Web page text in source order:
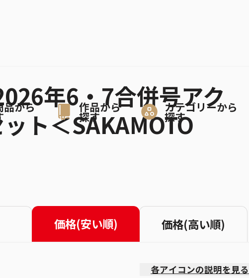
品から 作品から
探す
カテゴリーから
探す
年6・7合併号アク
ト＜SAKAMOTO
価格(安い順) 価格(高い順)
各アイコンの説明を見る